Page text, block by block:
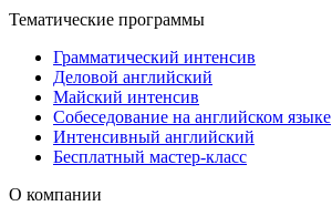
Тематические программы
Грамматический интенсив
Деловой английский
Майский интенсив
Собеседование на английском языке
Интенсивный английский
Бесплатный мастер-класс
О компании